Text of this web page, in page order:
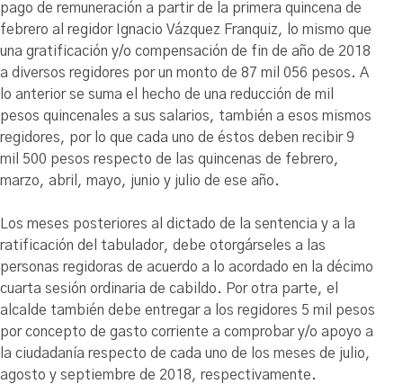
pago de remuneración a partir de la primera quincena de
febrero al regidor Ignacio Vázquez Franquiz, lo mismo que
una gratificación y/o compensación de fin de año de 2018
a diversos regidores por un monto de 87 mil 056 pesos. A
lo anterior se suma el hecho de una reducción de mil
pesos quincenales a sus salarios, también a esos mismos
regidores, por lo que cada uno de éstos deben recibir 9
mil 500 pesos respecto de las quincenas de febrero,
marzo, abril, mayo, junio y julio de ese año.
Los meses posteriores al dictado de la sentencia y a la
ratificación del tabulador, debe otorgárseles a las
personas regidoras de acuerdo a lo acordado en la décimo
cuarta sesión ordinaria de cabildo. Por otra parte, el
alcalde también debe entregar a los regidores 5 mil pesos
por concepto de gasto corriente a comprobar y/o apoyo a
la ciudadanía respecto de cada uno de los meses de julio,
agosto y septiembre de 2018, respectivamente.